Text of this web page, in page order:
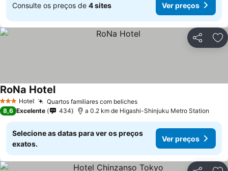
Consulte os preços de 4 sites Ver preços
Partilhar
3 EstrelasHotel Quartos familiares com belichesVer preços
RoNa HotelVer preços
8,6 Excelente 434 a 0.2 km de Higashi-Shinjuku Metro Station
Selecione as datas para ver os preços
exatos.
Ver preços